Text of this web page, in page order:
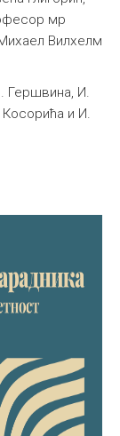
мр
Вилхелм
Гершвина, И.
и И.